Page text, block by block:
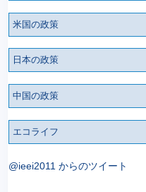
米国の政策
日本の政策
中国の政策
エコライフ
@ieei2011 からのツイート